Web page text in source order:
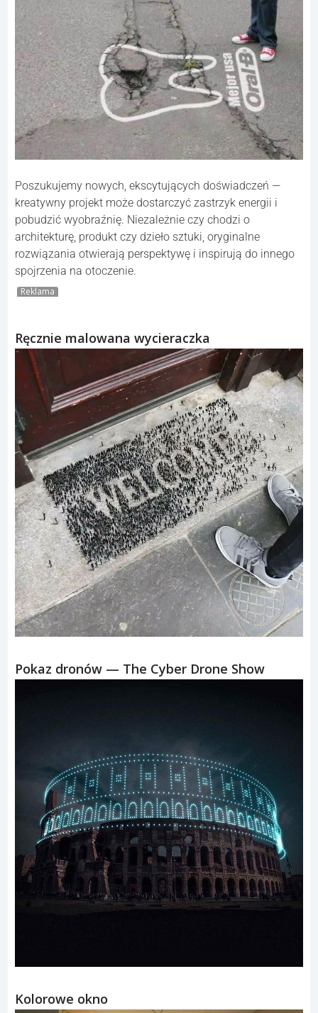
Poszukujemy nowych, ekscytujących doświadczeń —
kreatywny projekt może dostarczyć zastrzyk energii i
pobudzić wyobraźnię. Niezależnie czy chodzi o
architekturę, produkt czy dzieło sztuki, oryginalne
rozwiązania otwierają perspektywę i inspirują do innego
spojrzenia na otoczenie.
Reklama
Ręcznie malowana wycieraczka
Pokaz dronów — The Cyber Drone Show
Kolorowe okno